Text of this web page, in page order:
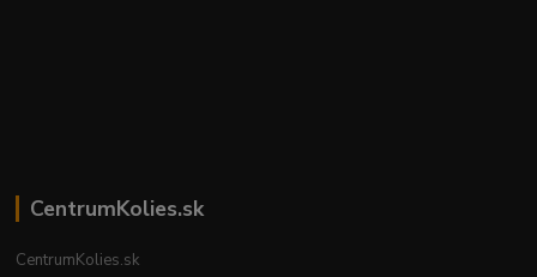
CentrumKolies.sk
CentrumKolies.sk